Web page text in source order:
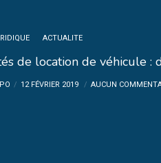
ACTUALITE
de location de véhicule :
12 FÉVRIER 2019 AUCUN